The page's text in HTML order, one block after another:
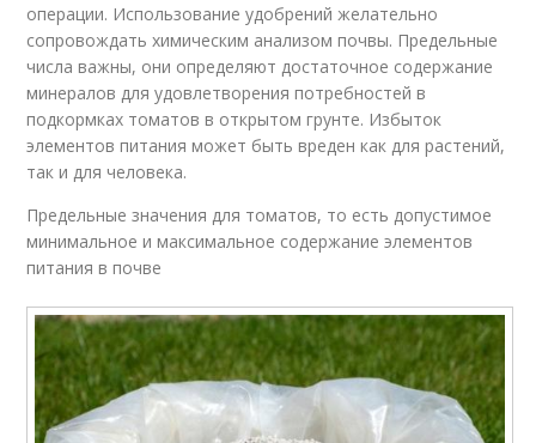
операции. Использование удобрений желательно
сопровождать химическим анализом почвы. Предельные
числа важны, они определяют достаточное содержание
минералов для удовлетворения потребностей в
подкормках томатов в открытом грунте. Избыток
элементов питания может быть вреден как для растений,
так и для человека.
Предельные значения для томатов, то есть допустимое
минимальное и максимальное содержание элементов
питания в почве